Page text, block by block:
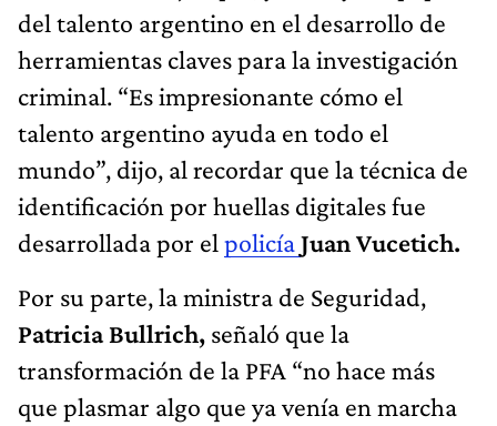
del talento argentino en el desarrollo de
herramientas claves para la investigación
criminal. “Es impresionante cómo el
talento argentino ayuda en todo el
mundo”, dijo, al recordar que la técnica de
identificación por huellas digitales fue
desarrollada por el policíaJuan Vucetich.
Por su parte, la ministra de Seguridad,
Patricia Bullrich, señaló que la
transformación de la PFA “no hace más
que plasmar algo que ya venía en marcha